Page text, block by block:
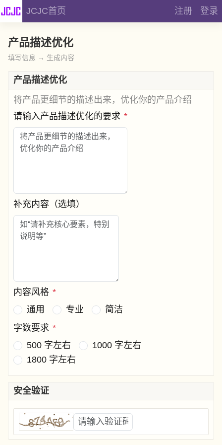
JCJC首页 注册 登录
产品描述优化
填写信息 → 生成内容
产品描述优化
将产品更细节的描述出来，优化你的产品介绍
请输入产品描述优化的要求 *
补充内容（选填）
内容风格 *
通用
专业
简洁
字数要求 *
500 字左右
1000 字左右
1800 字左右
安全验证